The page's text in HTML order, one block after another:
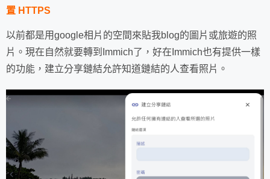
置 HTTPS
以前都是用google相片的空間來貼我blog的圖片或旅遊的照
片。現在自然就要轉到Immich了，好在Immich也有提供一樣
的功能，建立分享鏈結允許知道鏈結的人查看照片。